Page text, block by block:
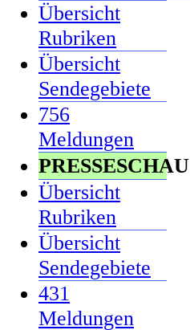
Übersicht
Rubriken
Übersicht
Sendegebiete
756
Meldungen
PRESSESCHAU
Übersicht
Rubriken
Übersicht
Sendegebiete
431
Meldungen